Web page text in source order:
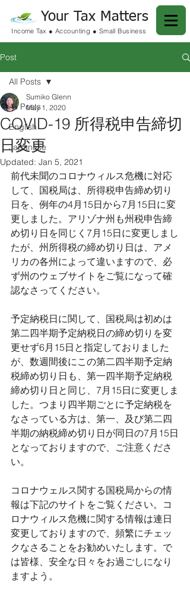
Income Tax ● Accounting ● Small Business
Your Tax Matters
Post
All Posts
English
Japanese
All Posts
COVID-19 所得税申告締切
日変更
Sumiko Glenn
May 1, 2020
Updated: Jan 5, 2021
前代未聞のコロナウィルス危機に対応
して、国税局は、所得税申告締め切り
日を、例年の4月15日から7月15日に変
更しました。アリゾナ州も州税申告締
め切り日を同じく7月15日に変更しまし
たが、州所得税の締め切り日は、アメ
リカの各州によって違いますので、必
ず州のウェブサイトをご覧になって確
認なさってください。
予定納税日に関して、国税局は初めは
第二四半期予定納税日の締め切りを変
更せず6月15日と指定しておりました
が、数週間後にこの第二四半期予定納
税締め切り日も、第一四半期予定納税
締め切り日と同じ、7月15日に変更しま
した。つまり四半期ごとに予定納税を
なさっている方は、第一、及び第二四
半期の納税締め切り日が同日の7月15日
となっておりますので、ご注意くださ
い。
コロナウェルス関する国税局からの情
報は下記のサイトをご覧ください。コ
ロナウィルス危機に関する情報は連日
変更しておりますので、頻繁にチェッ
クなさることをお勧めいたします。で
は皆様、安全な日々をお過ごしになり
ますよう。